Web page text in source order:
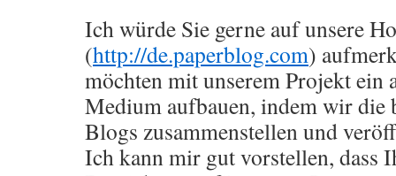
Ich würde Sie gerne auf unsere
(http://de.paperblog.com)
möchten mit unserem Projekt ein
Medium aufbauen, indem wir die
Blogs zusammenstellen und
Ich kann mir gut vorstellen, dass